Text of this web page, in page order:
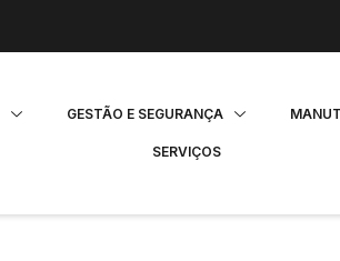
GESTÃO E SEGURANÇA
SERVIÇOS